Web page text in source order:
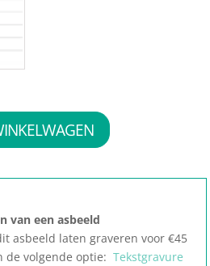
van een asbeeld
asbeeld laten graveren voor €45
de volgende optie:Tekstgravure